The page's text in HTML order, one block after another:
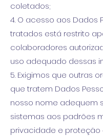
coletados;
4. O acesso aos Dados
tratados está restrito
colaboradores
uso adequado dessas
5. Exigimos que outras
que tratem Dados
nosso nome adequem
sistemas aos padrões
privacidade e proteção